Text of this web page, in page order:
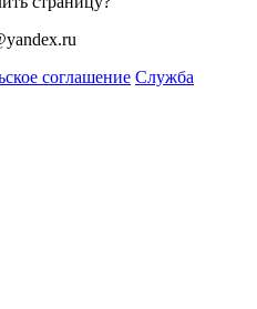
соглашение Служба